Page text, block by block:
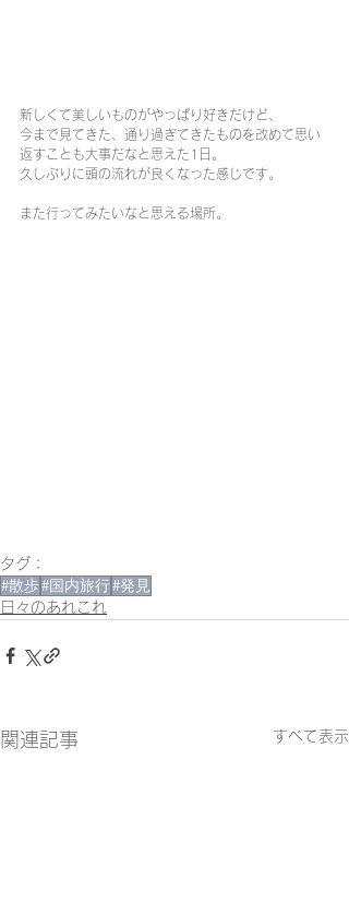
新しくて美しいものがやっぱり好きだけど、
今まで見てきた、通り過ぎてきたものを改めて思い
返すことも大事だなと思えた1日。
久しぶりに頭の流れが良くなった感じです。
また行ってみたいなと思える場所。
タグ：
#散歩#国内旅行#発見
日々のあれこれ
関連記事 すべて表示